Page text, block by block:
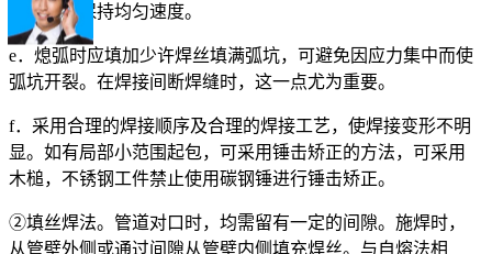
稍快，要保持均匀速度。
e．熄弧时应填加少许焊丝填满弧坑，可避免因应力集中而使
弧坑开裂。在焊接间断焊缝时，这一点尤为重要。
f．采用合理的焊接顺序及合理的焊接工艺，使焊接变形不明
显。如有局部小范围起包，可采用锤击矫正的方法，可采用
木槌，不锈钢工件禁止使用碳钢锤进行锤击矫正。
②填丝焊法。管道对口时，均需留有一定的间隙。施焊时，
从管壁外侧或通过间隙从管壁内侧填充焊丝。与自熔法相